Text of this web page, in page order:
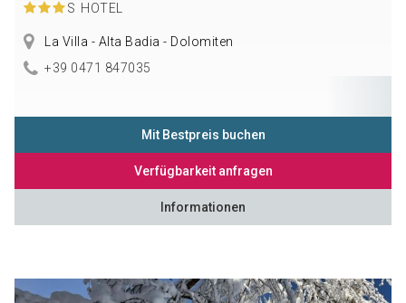
S HOTEL
La Villa - Alta Badia - Dolomiten
+39 0471 847035
Mit Bestpreis buchen
Verfügbarkeit anfragen
Informationen